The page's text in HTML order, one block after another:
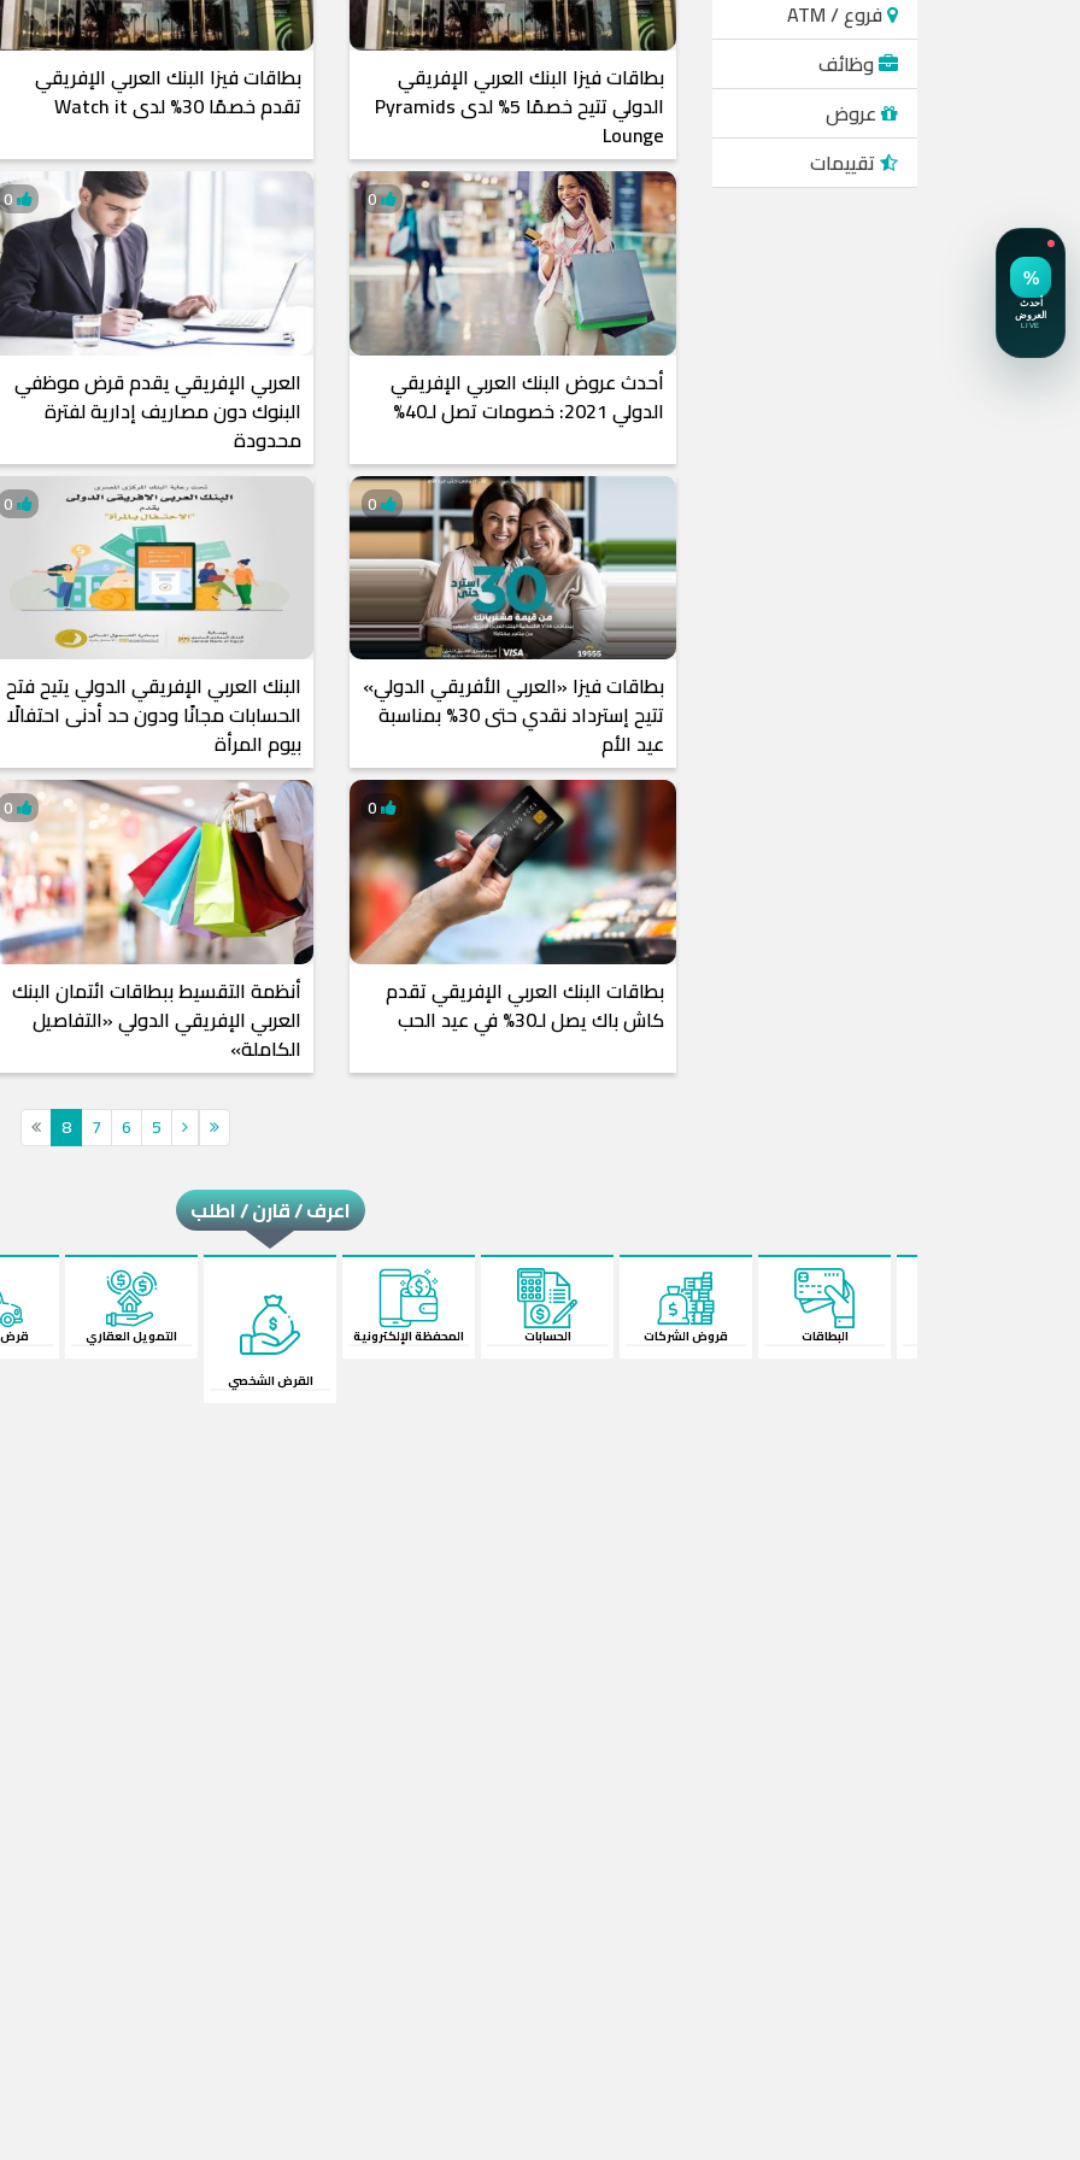
فروع / ATM
وظائف
عروض
تقييمات
بطاقات فيزا البنك العربي الإفريقي
الدولي تتيح خصمًا 5% لدى Pyramids
Lounge
بطاقات فيزا البنك العربي الإفريقي
تقدم خصمًا 30% لدى Watch it
أحدث عروض البنك العربي الإفريقي
الدولي 2021: خصومات تصل لـ40%
0
العربي الإفريقي يقدم قرض موظفي
البنوك دون مصاريف إدارية لفترة
محدودة
0
بطاقات فيزا «العربي الأفريقي الدولي»
تتيح إسترداد نقدي حتى 30% بمناسبة
عيد الأم
0
البنك العربي الإفريقي الدولي يتيح فتح
الحسابات مجانًا ودون حد أدنى احتفالًا
بيوم المرأة
0
بطاقات البنك العربي الإفريقي تقدم
كاش باك يصل لـ30% في عيد الحب
أنظمة التقسيط ببطاقات ائتمان البنك
العربي الإفريقي الدولي «التفاصيل
الكاملة»
0
5
6
7
8
اعرف / قارن / اطلب
قروض الشركات الحسابات المحفظة الإلكترونية
القرض الشخصي
التمويل العقاري
قرض السيارة